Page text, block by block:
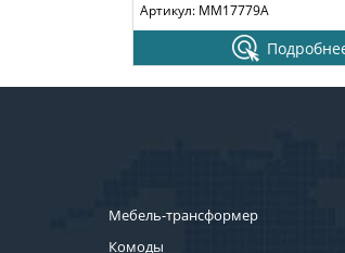
Артикул: MM17779A
Мебель-трансформер
Комоды